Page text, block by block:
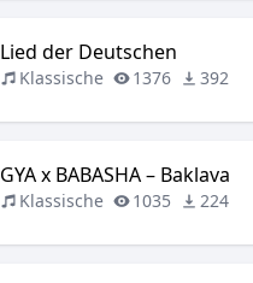
Lied der Deutschen
Klassische 1376 392
GYA x BABASHA – Baklava
Klassische 1035 224